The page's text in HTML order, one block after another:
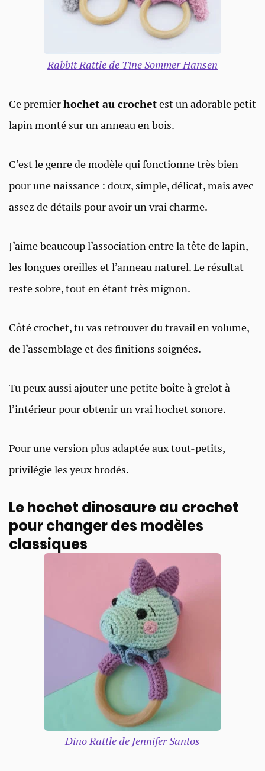
Rabbit Rattle de Tine Sommer Hansen
Ce premierhochet au crochetest un adorable petit
lapin monté sur un anneau en bois.
C’est le genre de modèle qui fonctionne très bien
pour une naissance : doux, simple, délicat, mais avec
assez de détails pour avoir un vrai charme.
J’aime beaucoup l’association entre la tête de lapin,
les longues oreilles et l’anneau naturel. Le résultat
reste sobre, tout en étant très mignon.
Côté crochet, tu vas retrouver du travail en volume,
de l’assemblage et des finitions soignées.
Tu peux aussi ajouter une petite boîte à grelot à
l’intérieur pour obtenir un vrai hochet sonore.
Pour une version plus adaptée aux tout-petits,
privilégie les yeux brodés.
Le hochet dinosaure au crochet
pour changer des modèles
classiques
Dino Rattle de Jennifer Santos